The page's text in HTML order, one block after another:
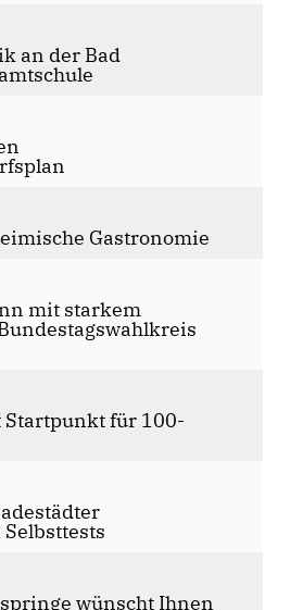
an der Bad
Gastronomie
mit starkem
Startpunkt für 100-
wünscht Ihnen